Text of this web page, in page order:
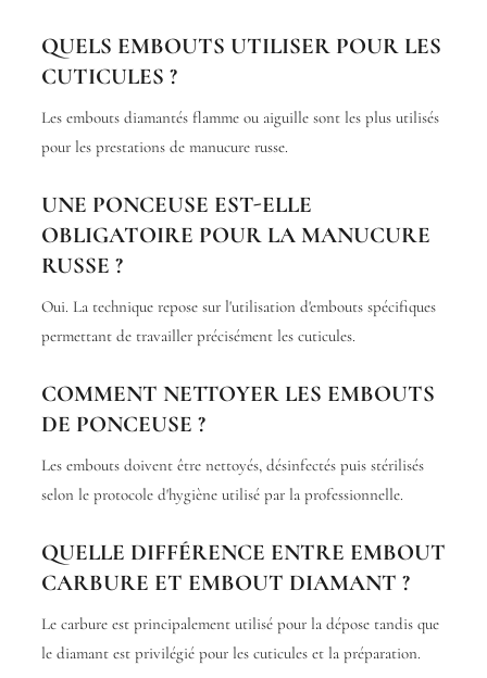
QUELS EMBOUTS UTILISER POUR LES
CUTICULES ?
Les embouts diamantés flamme ou aiguille sont les plus utilisés
pour les prestations de manucure russe.
UNE PONCEUSE EST-ELLE
OBLIGATOIRE POUR LA MANUCURE
RUSSE ?
Oui. La technique repose sur l'utilisation d'embouts spécifiques
permettant de travailler précisément les cuticules.
COMMENT NETTOYER LES EMBOUTS
DE PONCEUSE ?
Les embouts doivent être nettoyés, désinfectés puis stérilisés
selon le protocole d'hygiène utilisé par la professionnelle.
QUELLE DIFFÉRENCE ENTRE EMBOUT
CARBURE ET EMBOUT DIAMANT ?
Le carbure est principalement utilisé pour la dépose tandis que
le diamant est privilégié pour les cuticules et la préparation.